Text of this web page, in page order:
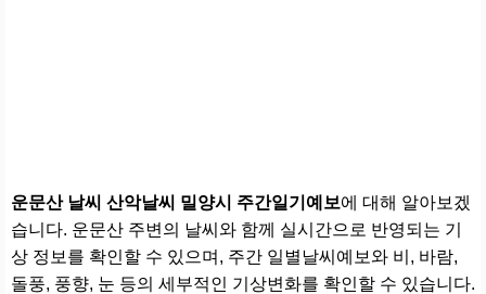
운문산 날씨 산악날씨 밀양시 주간일기예보에 대해 알아보겠
습니다. 운문산 주변의 날씨와 함께 실시간으로 반영되는 기
상 정보를 확인할 수 있으며, 주간 일별날씨예보와 비, 바람,
돌풍, 풍향, 눈 등의 세부적인 기상변화를 확인할 수 있습니다.